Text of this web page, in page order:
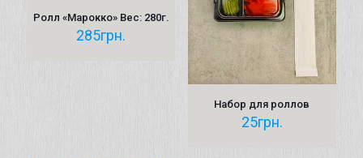
Ролл «Марокко» Вес: 280г.
285грн.
Набор для роллов
25грн.